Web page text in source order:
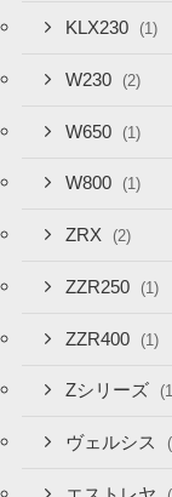
KLX230 (1)
W230 (2)
W650 (1)
W800 (1)
ZRX (2)
ZZR250 (1)
ZZR400 (1)
Zシリーズ
ヴェルシス